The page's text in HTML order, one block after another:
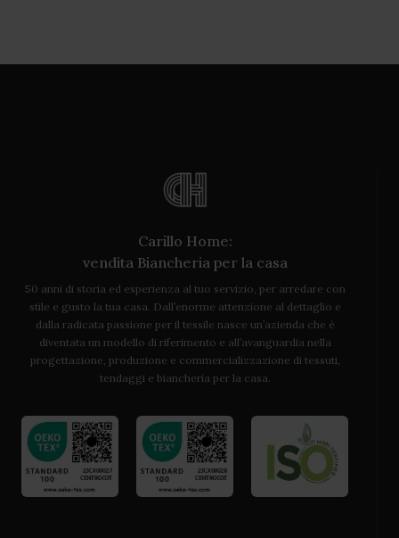
Carillo Home:
vendita Biancheria per la casa
50 anni di storia ed esperienza al tuo servizio, per arredare con
stile e gusto la tua casa. Dall’enorme attenzione al dettaglio e
dalla radicata passione per il tessile nasce un’azienda che è
diventata un modello di riferimento e all’avanguardia nella
progettazione, produzione e commercializzazione di tessuti,
tendaggi e biancheria per la casa.